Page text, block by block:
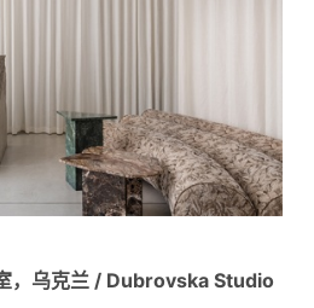
，乌克兰 / Dubrovska Studio